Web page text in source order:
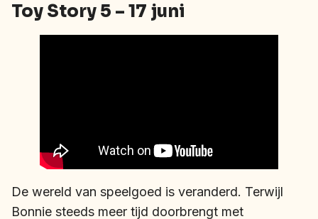
Toy Story 5 – 17 juni
De wereld van speelgoed is veranderd. Terwijl
Bonnie steeds meer tijd doorbrengt met